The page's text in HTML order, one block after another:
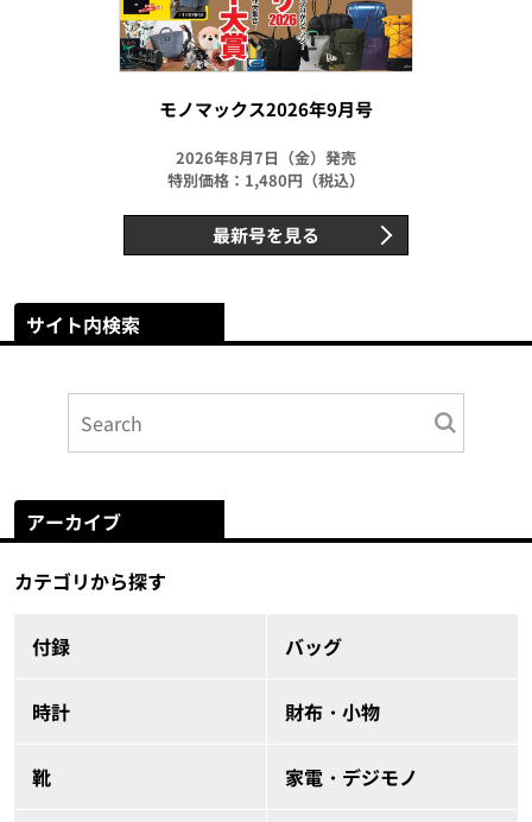
モノマックス2026年9月号
2026年8月7日（金）発売
特別価格：1,480円（税込）
最新号を見る
サイト内検索
アーカイブ
カテゴリから探す
付録 バッグ
時計 財布・小物
靴 家電・デジモノ